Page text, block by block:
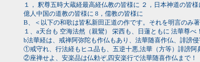
１， 釈尊五時大蔵経最高経仏教の皆様に ２，日本神道の皆
億人中国の道教の皆様に 8，儒教の皆様に
B、＜以下の和歌は皆私新田正道の作です。それを明言のみ
１、a天台も 空海法然（親鸞） 栄西も、日蓮ともに 法華尊べ！
b法華経は、戒禅阿弥陀も作仏もあり、法華随喜作仏、誹謗侵
①戒守れ、行法経もヒユ品も、五逆十悪,法華（方等）誹謗阿
②座禅せよ、安楽品は仏勅ぞ,四安楽行で法華随喜作仏まで！